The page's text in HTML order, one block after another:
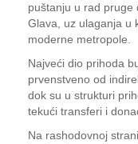
puštanju u rad pruge
Glava, uz ulaganja u
moderne metropole.
Najveći dio prihoda
prvenstveno od
dok su u strukturi
tekući transferi i
Na rashodovnoj